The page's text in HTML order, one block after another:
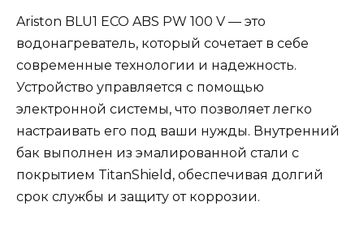
Ariston BLU1 ECO ABS PW 100 V — это
водонагреватель, который сочетает в себе
современные технологии и надежность.
Устройство управляется с помощью
электронной системы, что позволяет легко
настраивать его под ваши нужды. Внутренний
бак выполнен из эмалированной стали с
покрытием TitanShield, обеспечивая долгий
срок службы и защиту от коррозии.